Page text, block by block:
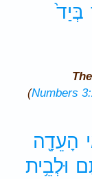
בְּיַד֙
(Numbers
הָעֵדָ֖ה
וּלְבֵ֥ית